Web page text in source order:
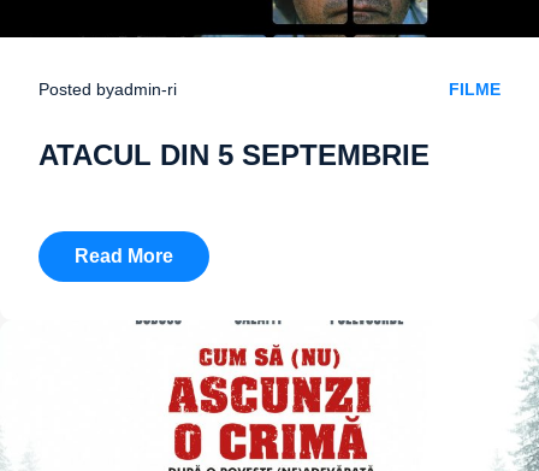
Posted byadmin-ri FILME
ATACUL DIN 5 SEPTEMBRIE
Read More